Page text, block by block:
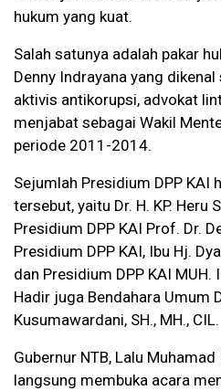
hukum yang kuat.
Salah satunya adalah pakar
Denny Indrayana yang
aktivis antikorupsi, advokat
menjabat sebagai Wakil
periode 2011-2014.
Sejumlah Presidium DPP KAI
tersebut, yaitu Dr. H. KP. Heru
Presidium DPP KAI Prof. Dr.
Presidium DPP KAI, Ibu Hj.
dan Presidium DPP KAI MUH.
Hadir juga Bendahara Umum
Kusumawardani, SH., MH., CIL.
Gubernur NTB, Lalu
langsung membuka acara